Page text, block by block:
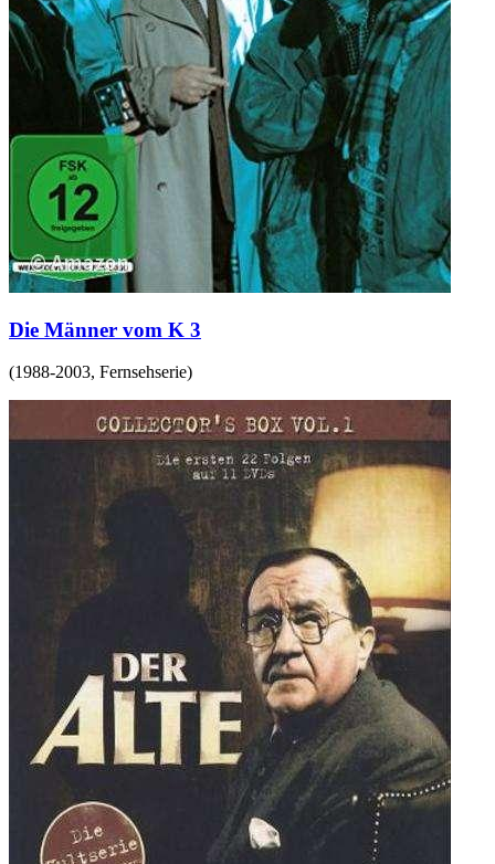
Die Männer vom K 3
(1988-2003, Fernsehserie)